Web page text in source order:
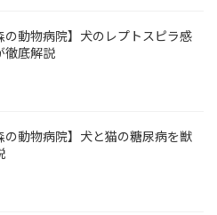
の動物病院】犬のレプトスピラ感
徹底解説
の動物病院】犬と猫の糖尿病を獣